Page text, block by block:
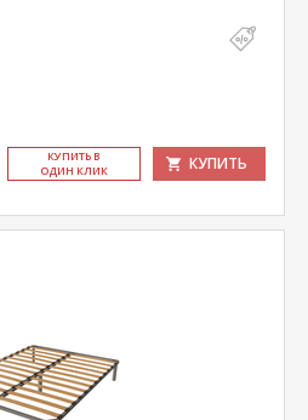
КУ­ПИТЬ В
ОДИН КЛИК
КУПИТЬ